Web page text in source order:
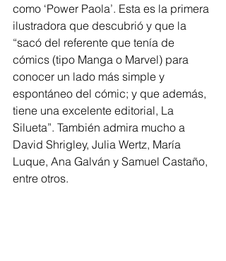
como ‘Power Paola’. Esta es la primera
ilustradora que descubrió y que la
“sacó del referente que tenía de
cómics (tipo Manga o Marvel) para
conocer un lado más simple y
espontáneo del cómic; y que además,
tiene una excelente editorial, La
Silueta”. También admira mucho a
David Shrigley, Julia Wertz, María
Luque, Ana Galván y Samuel Castaño,
entre otros.